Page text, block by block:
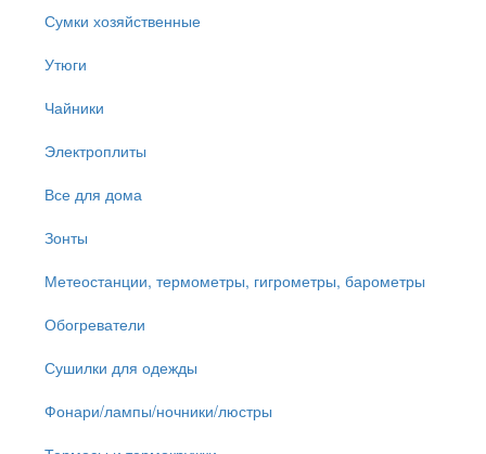
Сумки хозяйственные
Утюги
Чайники
Электроплиты
Все для дома
Зонты
Метеостанции, термометры, гигрометры, барометры
Обогреватели
Сушилки для одежды
Фонари/лампы/ночники/люстры